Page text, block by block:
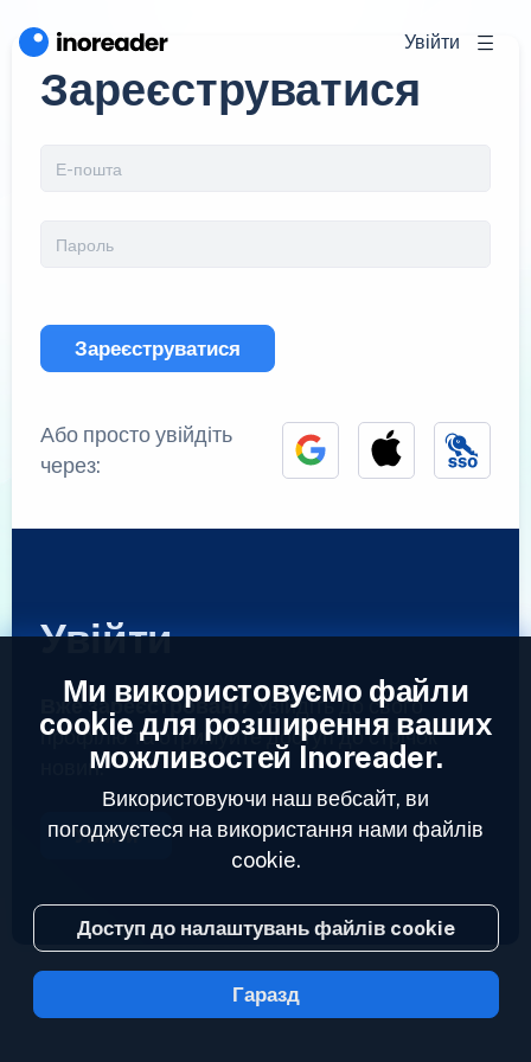
Увійти
Зареєструватися
Зареєструватися
Або просто увійдіть
через:
Увійти
Вже зареєстровані? Увійдіть до свого
профілю та отримуйте доступ до стрічок
новин.
Увійти
2023 © Inoreader
Ми використовуємо файли
cookie для розширення ваших
можливостей Inoreader.
Використовуючи наш вебсайт, ви
погоджуєтеся на використання нами файлів
cookie.
Доступ до налаштувань файлів cookie
Гаразд